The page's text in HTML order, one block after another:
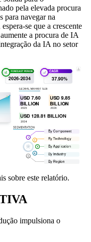
pela elevada procura
para navegar na
se que a crescente
a procura de IA
da IA ​​no setor
sobre este relatório.
impulsiona o